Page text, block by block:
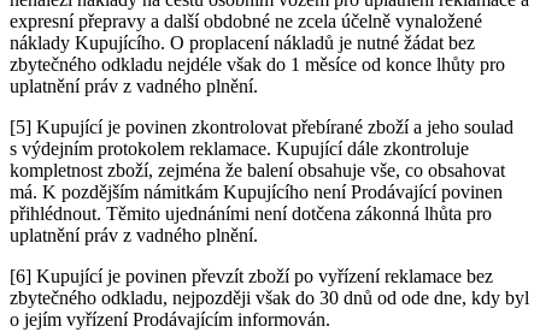
expresní přepravy a další obdobné ne zcela účelně vynaložené
náklady Kupujícího. O proplacení nákladů je nutné žádat bez
zbytečného odkladu nejdéle však do 1 měsíce od konce lhůty pro
uplatnění práv z vadného plnění.
[5] Kupující je povinen zkontrolovat přebírané zboží a jeho soulad
s výdejním protokolem reklamace. Kupující dále zkontroluje
kompletnost zboží, zejména že balení obsahuje vše, co obsahovat
má. K pozdějším námitkám Kupujícího není Prodávající povinen
přihlédnout. Těmito ujednáními není dotčena zákonná lhůta pro
uplatnění práv z vadného plnění.
[6] Kupující je povinen převzít zboží po vyřízení reklamace bez
zbytečného odkladu, nejpozději však do 30 dnů od ode dne, kdy byl
o jejím vyřízení Prodávajícím informován.